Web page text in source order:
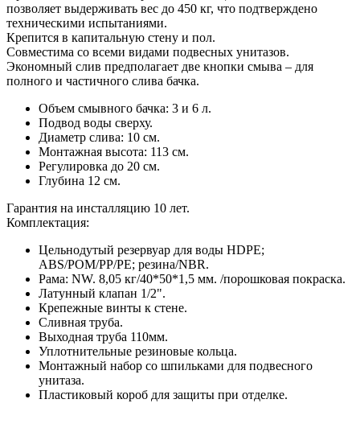
позволяет выдерживать вес до 450 кг, что подтверждено
техническими испытаниями.
Крепится в капитальную стену и пол.
Совместима со всеми видами подвесных унитазов.
Экономный слив предполагает две кнопки смыва – для
полного и частичного слива бачка.
Объем смывного бачка: 3 и 6 л.
Подвод воды сверху.
Диаметр слива: 10 см.
Монтажная высота: 113 см.
Регулировка до 20 см.
Глубина 12 см.
Гарантия на инсталляцию 10 лет.
Комплектация:
Цельнодутый резервуар для воды HDPE;
ABS/POM/PP/PE; резина/NBR.
Рама: NW. 8,05 кг/40*50*1,5 мм. /порошковая покраска.
Латунный клапан 1/2".
Крепежные винты к стене.
Сливная труба.
Выходная труба 110мм.
Уплотнительные резиновые кольца.
Монтажный набор со шпильками для подвесного
унитаза.
Пластиковый короб для защиты при отделке.